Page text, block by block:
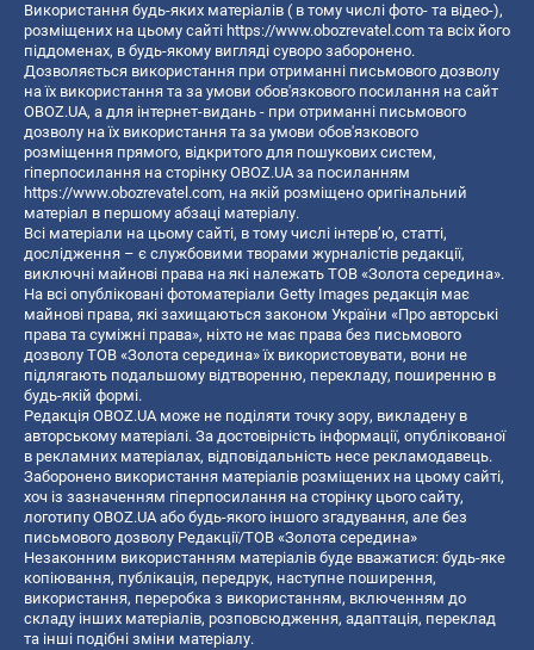
Використання будь-яких матеріалів ( в тому числі фото- та відео-),
розміщених на цьому сайті https://www.obozrevatel.com та всіх його
піддоменах, в будь-якому вигляді суворо заборонено.
Дозволяється використання при отриманні письмового дозволу
на їх використання та за умови обов'язкового посилання на сайт
OBOZ.UA, а для інтернет-видань - при отриманні письмового
дозволу на їх використання та за умови обов'язкового
розміщення прямого, відкритого для пошукових систем,
гіперпосилання на сторінку OBOZ.UA за посиланням
https://www.obozrevatel.com, на якій розміщено оригінальний
матеріал в першому абзаці матеріалу.
Всі матеріали на цьому сайті, в тому числі інтерв’ю, статті,
дослідження – є службовими творами журналістів редакції,
виключні майнові права на які належать ТОВ «Золота середина».
На всі опубліковані фотоматеріали Getty Images редакція має
майнові права, які захищаються законом України «Про авторські
права та суміжні права», ніхто не має права без письмового
дозволу ТОВ «Золота середина» їх використовувати, вони не
підлягають подальшому відтворенню, перекладу, поширенню в
будь-якій формі.
Редакція OBOZ.UA може не поділяти точку зору, викладену в
авторському матеріалі. За достовірність інформації, опублікованої
в рекламних матеріалах, відповідальність несе рекламодавець.
Заборонено використання матеріалів розміщених на цьому сайті,
хоч із зазначенням гіперпосилання на сторінку цього сайту,
логотипу OBOZ.UA або будь-якого іншого згадування, але без
письмового дозволу Редакції/ТОВ «Золота середина»
Незаконним використанням матеріалів буде вважатися: будь-яке
копiювання, публiкацiя, передрук, наступне поширення,
використання, переробка з використанням, включенням до
складу інших матеріалів, розповсюдження, адаптація, переклад
та інші подібні зміни матеріалу.